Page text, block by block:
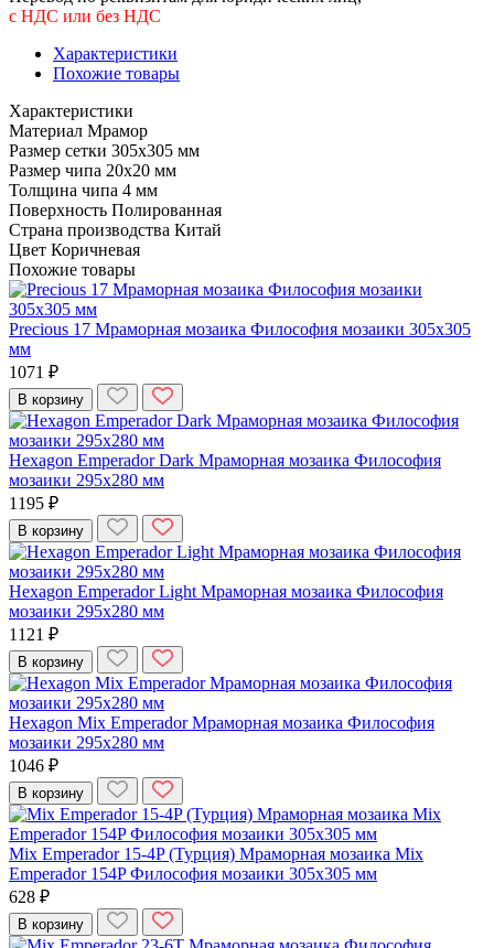
с НДС или без НДС
Характеристики
Похожие товары
Характеристики
Материал Мрамор
Размер сетки 305x305 мм
Размер чипа 20x20 мм
Толщина чипа 4 мм
Поверхность Полированная
Страна производства Китай
Цвет Коричневая
Похожие товары
Precious 17 Мраморная мозаика Философия мозаики 305x305
мм
1071 ₽
В корзину
Hexagon Emperador Dark Мраморная мозаика Философия
мозаики 295x280 мм
1195 ₽
В корзину
Hexagon Emperador Light Мраморная мозаика Философия
мозаики 295x280 мм
1121 ₽
В корзину
Hexagon Mix Emperador Мраморная мозаика Философия
мозаики 295x280 мм
1046 ₽
В корзину
Mix Emperador 15-4P (Турция) Мраморная мозаика Mix
Emperador 154P Философия мозаики 305x305 мм
628 ₽
В корзину